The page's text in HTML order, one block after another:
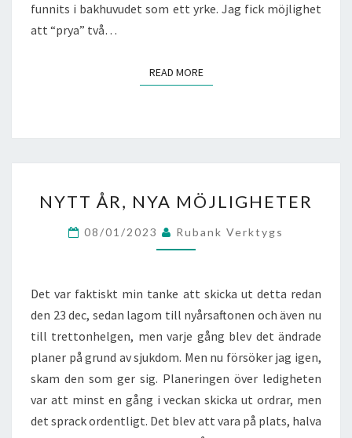
funnits i bakhuvudet som ett yrke. Jag fick möjlighet
att “prya” två…
READ MOREREAD MORE
ÅR,
NYA
MÖJLIGHETER
NYTT ÅR, NYA MÖJLIGHETER
08/01/2023 Rubank Verktygs
Det var faktiskt min tanke att skicka ut detta redan
den 23 dec, sedan lagom till nyårsaftonen och även nu
till trettonhelgen, men varje gång blev det ändrade
planer på grund av sjukdom. Men nu försöker jag igen,
skam den som ger sig. Planeringen över ledigheten
var att minst en gång i veckan skicka ut ordrar, men
det sprack ordentligt. Det blev att vara på plats, halva